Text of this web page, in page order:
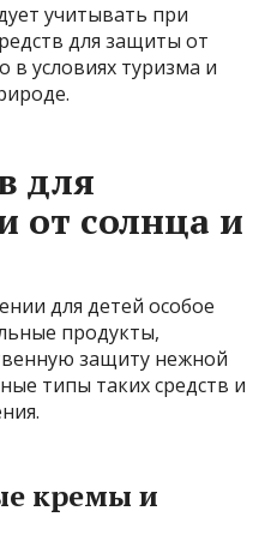
учитывать при
для защиты от
в условиях туризма и
для
от солнца и
для детей особое
продукты,
защиту нежной
типы таких средств и
кремы и